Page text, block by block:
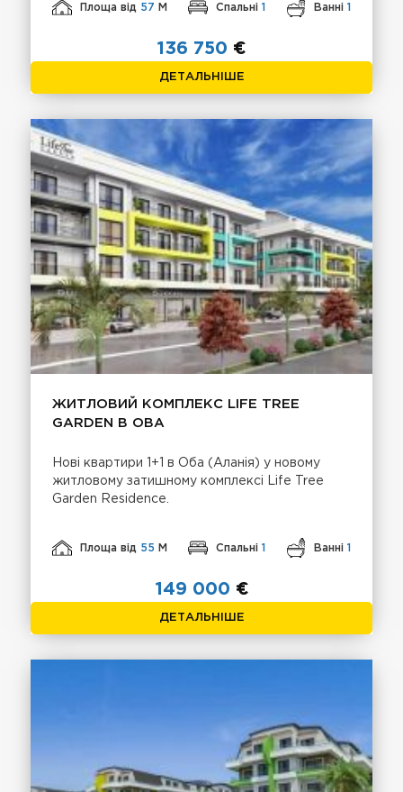
Площа від 57 М Спальні 1 Ванні 1
136 750 €
ДЕТАЛЬНІШЕ
ЖИТЛОВИЙ КОМПЛЕКС LIFE TREE
GARDEN В OBA
Нові квартири 1+1 в Оба (Аланія) у новому
житловому затишному комплексі Life Tree
Garden Residence.
Площа від 55 М Спальні 1 Ванні 1
149 000 €
ДЕТАЛЬНІШЕ